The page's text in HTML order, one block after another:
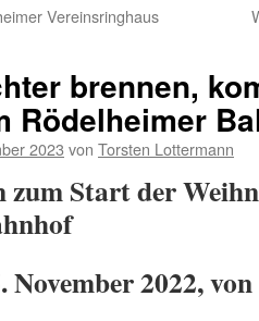
Vereinsringhaus
brennen,
Rödelheimer
2023 von Torsten Lottermann
Start der
November 2022,